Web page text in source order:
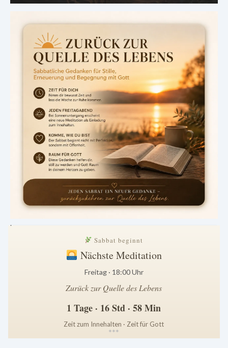
.
Sabbat beginnt
Nächste Meditation
Freitag · 18:00 Uhr
Zurück zur Quelle des Lebens
1 Tage · 16 Std · 58 Min
Zeit zum Innehalten · Zeit für Gott
***